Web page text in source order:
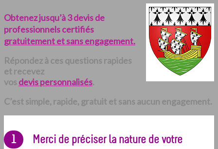
Obtenez jusqu’à 3 devis de
professionnels certifiés
gratuitement et sans engagement.
Répondez à ces questions rapides
et recevez
vos devis personnalisés.
C’est simple, rapide, gratuit et sans aucun engagement.